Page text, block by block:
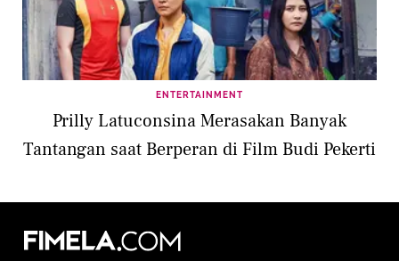
ENTERTAINMENT
Prilly Latuconsina Merasakan Banyak
Tantangan saat Berperan di Film Budi Pekerti